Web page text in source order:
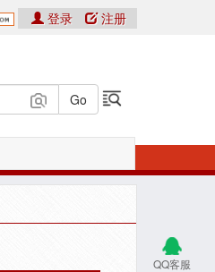
登录 注册
QQ客服